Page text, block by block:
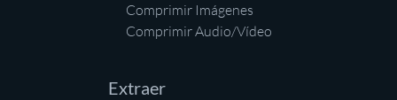
Comprimir Imágenes
Comprimir Audio/Vídeo
Extraer